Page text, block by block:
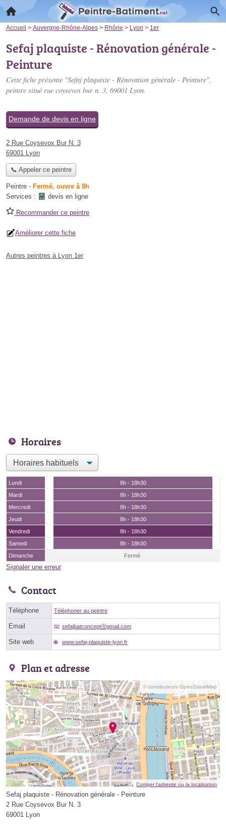
Accueil > Auvergne-Rhône-Alpes > Rhône > Lyon > 1er
Sefaj plaquiste - Rénovation générale -
Peinture
Cette fiche présente "Sefaj plaquiste - Rénovation générale - Peinture",
peintre situé rue coysevox bur n. 3, 69001 Lyon.
Demande de devis en ligne
2 Rue Coysevox Bur N. 3
69001 Lyon
📞 Appeler ce peintre
Peintre - Fermé, ouvre à 8h
Services :
devis en ligne
Recommander ce peintre
Améliorer cette fiche
Autres peintres à Lyon 1er
Horaires
Lundi
8h - 18h30
Mardi
8h - 18h30
Mercredi
8h - 18h30
Jeudi
8h - 18h30
Vendredi
8h - 18h30
Samedi
8h - 18h30
Dimanche
Fermé
Signaler une erreur
Contact
Téléphone Téléphoner au peintre
Email sefajbatconceptⓐgmail.com
Site web www.sefaj-plaquiste-lyon.fr
Plan et adresse
© contributeurs OpenStreetMap
Corriger l’adresse ou la localisation
Sefaj plaquiste - Rénovation générale - Peinture
2 Rue Coysevox Bur N. 3
69001 Lyon